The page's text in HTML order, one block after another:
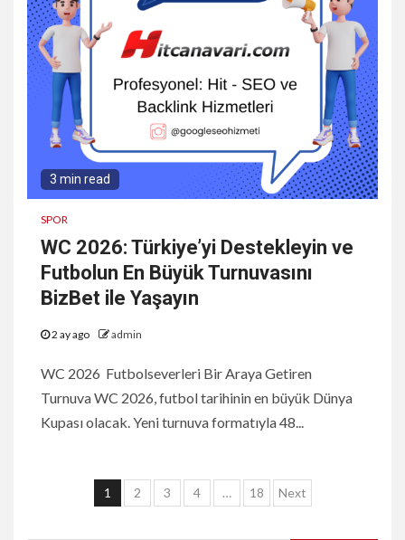
3 min read
SPOR
WC 2026: Türkiye’yi Destekleyin ve
Futbolun En Büyük Turnuvasını
BizBet ile Yaşayın
2 ay ago admin
WC 2026 Futbolseverleri Bir Araya Getiren
Turnuva WC 2026, futbol tarihinin en büyük Dünya
Kupası olacak. Yeni turnuva formatıyla 48...
Yazı
1 2 3 4 … 18 Next